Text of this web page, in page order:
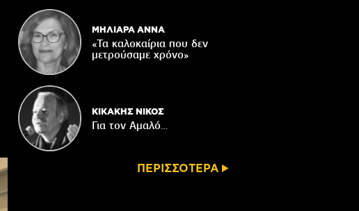
ΜΗΛΙΑΡΑ ΑΝΝΑ
«Τα καλοκαίρια που δεν
μετρούσαμε χρόνο»
ΚΙΚΑΚΗΣ ΝΙΚΟΣ
Για τον Αμαλό…
ΠΕΡΙΣΣΟΤΕΡΑ